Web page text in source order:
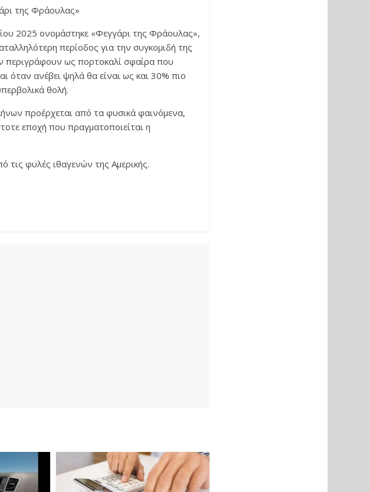
της Φράουλας»
2025 ονομάστηκε «Φεγγάρι της Φράουλας»,
περίοδος για την συγκομιδή της
περιγράφουν ως πορτοκαλί σφαίρα που
όταν ανέβει ψηλά θα είναι ως και 30% πιο
θολή.
προέρχεται από τα φυσικά φαινόμενα,
εποχή που πραγματοποιείται η
τις φυλές ιθαγενών της Αμερικής.